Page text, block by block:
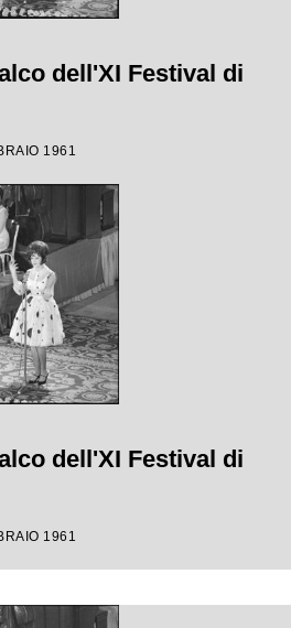
dell'XI Festival di
1961
dell'XI Festival di
1961